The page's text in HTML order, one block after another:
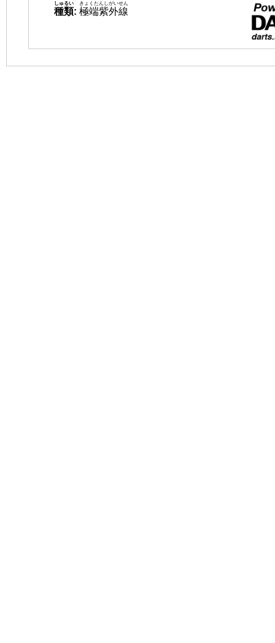
種類
しゅるい
: 極端紫外線
きょくたんしがいせん